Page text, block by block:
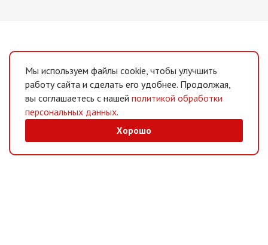
Мы используем файлы cookie, чтобы улучшить
работу сайта и сделать его удобнее. Продолжая,
вы соглашаетесь с нашей политикой обработки
персональных данных.
Хорошо